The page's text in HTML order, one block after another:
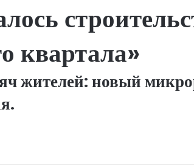
квартала»
жителей: новый